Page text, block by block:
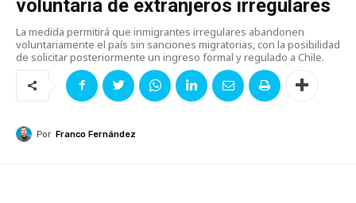
voluntaria de extranjeros irregulares
La medida permitirá que inmigrantes irregulares abandonen
voluntariamente el país sin sanciones migratorias, con la posibilidad
de solicitar posteriormente un ingreso formal y regulado a Chile.
Por Franco Fernández